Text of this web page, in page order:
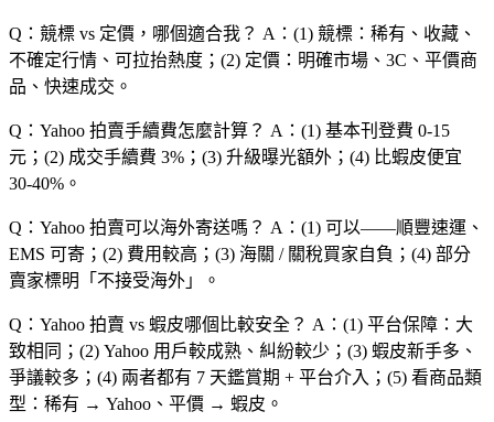
Q：競標 vs 定價，哪個適合我？ A：(1) 競標：稀有、收藏、
不確定行情、可拉抬熱度；(2) 定價：明確市場、3C、平價商
品、快速成交。
Q：Yahoo 拍賣手續費怎麼計算？ A：(1) 基本刊登費 0-15
元；(2) 成交手續費 3%；(3) 升級曝光額外；(4) 比蝦皮便宜
30-40%。
Q：Yahoo 拍賣可以海外寄送嗎？ A：(1) 可以——順豐速運、
EMS 可寄；(2) 費用較高；(3) 海關 / 關稅買家自負；(4) 部分
賣家標明「不接受海外」。
Q：Yahoo 拍賣 vs 蝦皮哪個比較安全？ A：(1) 平台保障：大
致相同；(2) Yahoo 用戶較成熟、糾紛較少；(3) 蝦皮新手多、
爭議較多；(4) 兩者都有 7 天鑑賞期 + 平台介入；(5) 看商品類
型：稀有 → Yahoo、平價 → 蝦皮。